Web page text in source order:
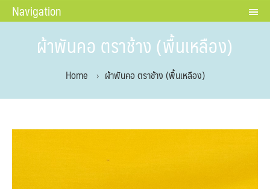
Navigation
ผ้าพันคอ ตราช้าง (พื้นเหลือง)
Home ผ้าพันคอ ตราช้าง (พื้นเหลือง)